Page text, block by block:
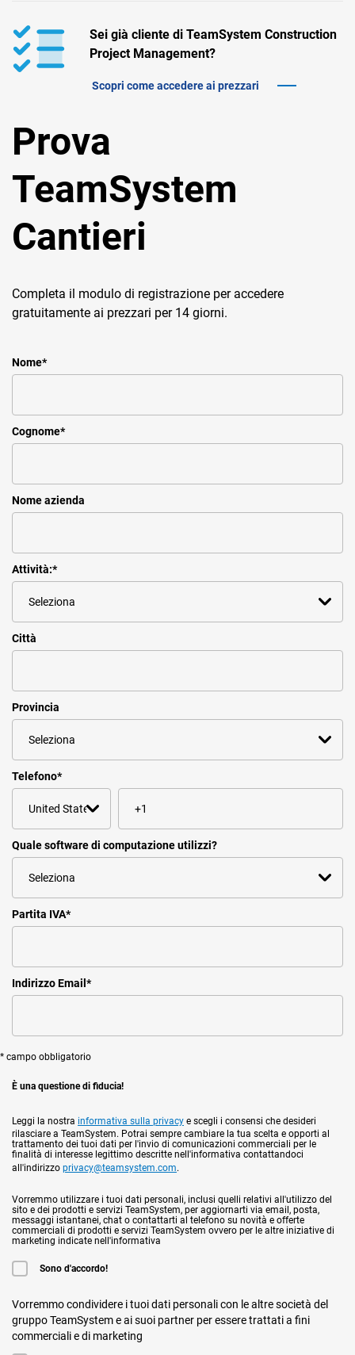
Sei già cliente di TeamSystem Construction
Project Management?
Scopri come accedere ai prezzari
Prova
TeamSystem
Cantieri
Completa il modulo di registrazione per accedere
gratuitamente ai prezzari per 14 giorni.
Nome*
Cognome*
Nome azienda
Attività:*
Città
Provincia
Telefono*
Quale software di computazione utilizzi?
Partita IVA*
Indirizzo Email *
* campo obbligatorio
È una questione di fiducia!
Leggi la nostra informativa sulla privacy e scegli i consensi che desideri
rilasciare a TeamSystem. Potrai sempre cambiare la tua scelta e opporti al
trattamento dei tuoi dati per l'invio di comunicazioni commerciali per le
finalità di interesse legittimo descritte nell'informativa contattandoci
all'indirizzo privacy@teamsystem.com.
Vorremmo utilizzare i tuoi dati personali, inclusi quelli relativi all'utilizzo del
sito e dei prodotti e servizi TeamSystem, per aggiornarti via email, posta,
messaggi istantanei, chat o contattarti al telefono su novità e offerte
commerciali di prodotti e servizi TeamSystem ovvero per le altre iniziative di
marketing indicate nell'informativa
Sono d'accordo!
Vorremmo condividere i tuoi dati personali con le altre società del
gruppo TeamSystem e ai suoi partner per essere trattati a fini
commerciali e di marketing